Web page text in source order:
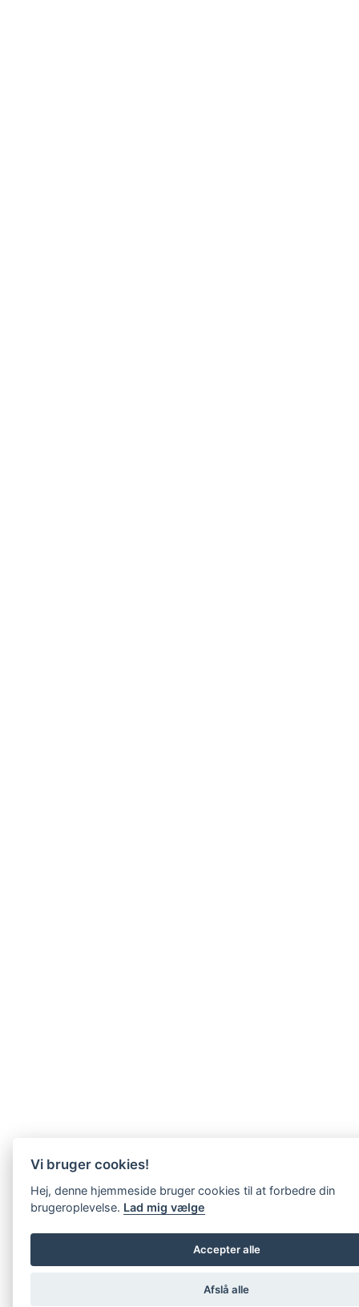
Vi bruger cookies!
Hej, denne hjemmeside bruger cookies til at forbedre din
brugeroplevelse. Lad mig vælge
Accepter alle
Afslå alle